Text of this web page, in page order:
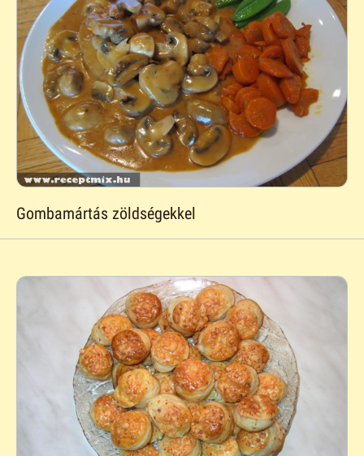
Gombamártás zöldségekkel